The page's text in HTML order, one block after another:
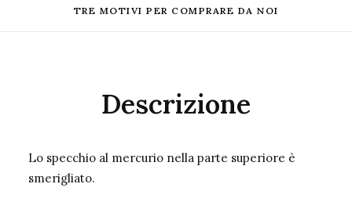
TRE MOTIVI PER COMPRARE DA NOI
Descrizione
Lo specchio al mercurio nella parte superiore è
smerigliato.